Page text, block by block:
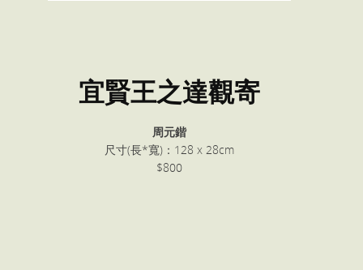
宜賢王之達觀寄
周元鍇
尺寸(長*寬)：128 x 28cm
$800